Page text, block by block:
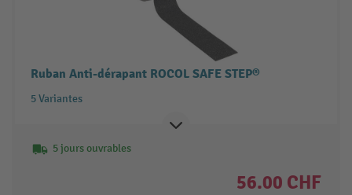
Ruban Anti-dérapant ROCOL SAFE STEP®
5 Variantes
5 jours ouvrables
56.00 CHF